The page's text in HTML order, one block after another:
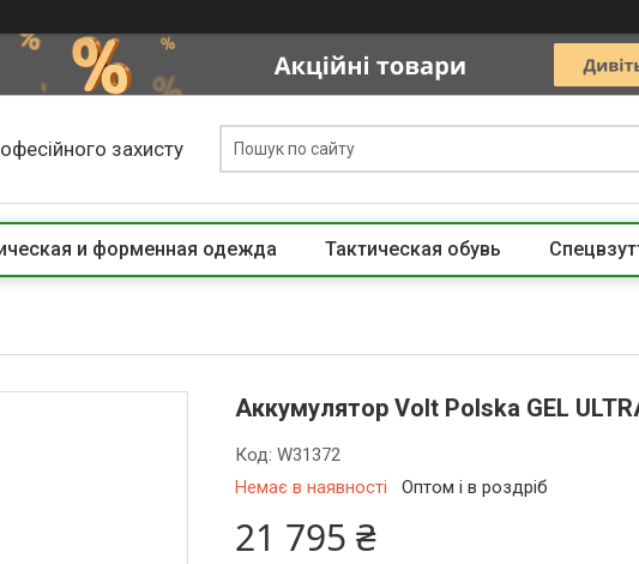
захисту
и форменная одежда Тактическая обувь
Аккумулятор Volt Polska GEL
Немає в наявності Оптом і в роздріб
Код:W31372
21 795 ₴